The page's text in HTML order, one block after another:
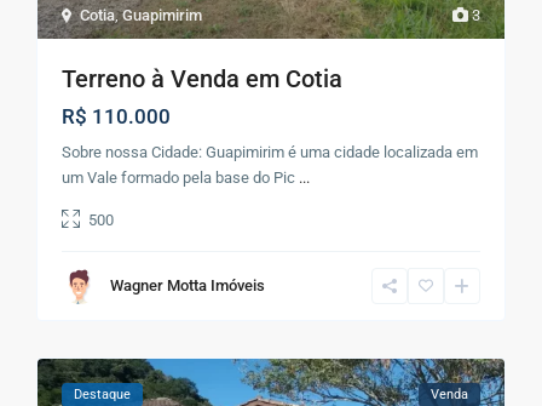
3
Cotia,Guapimirim
Terreno à Venda em Cotia
R$ 110.000
Sobre nossa Cidade: Guapimirim é uma cidade localizada em
um Vale formado pela base do Pic ...
500
Wagner Motta Imóveis
Destaque Venda